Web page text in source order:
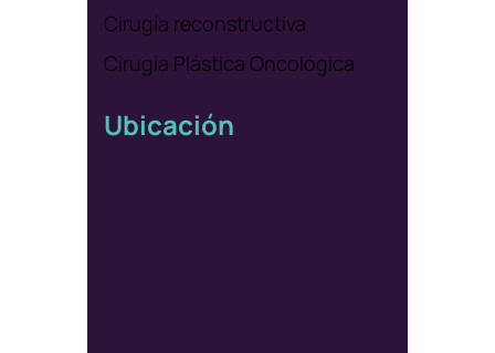
Cirugía reconstructiva
Cirugía Plástica Oncológica
Ubicación